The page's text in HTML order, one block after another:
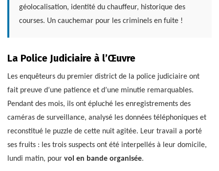
géolocalisation, identité du chauffeur, historique des
courses. Un cauchemar pour les criminels en fuite !
La Police Judiciaire à l’Œuvre
Les enquêteurs du premier district de la police judiciaire ont
fait preuve d’une patience et d’une minutie remarquables.
Pendant des mois, ils ont épluché les enregistrements des
caméras de surveillance, analysé les données téléphoniques et
reconstitué le puzzle de cette nuit agitée. Leur travail a porté
ses fruits : les trois suspects ont été interpellés à leur domicile,
lundi matin, pour vol en bande organisée.